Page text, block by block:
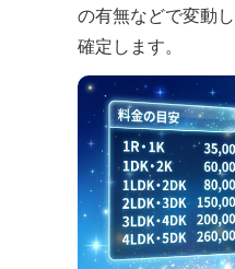
の有無などで変動
確定します。